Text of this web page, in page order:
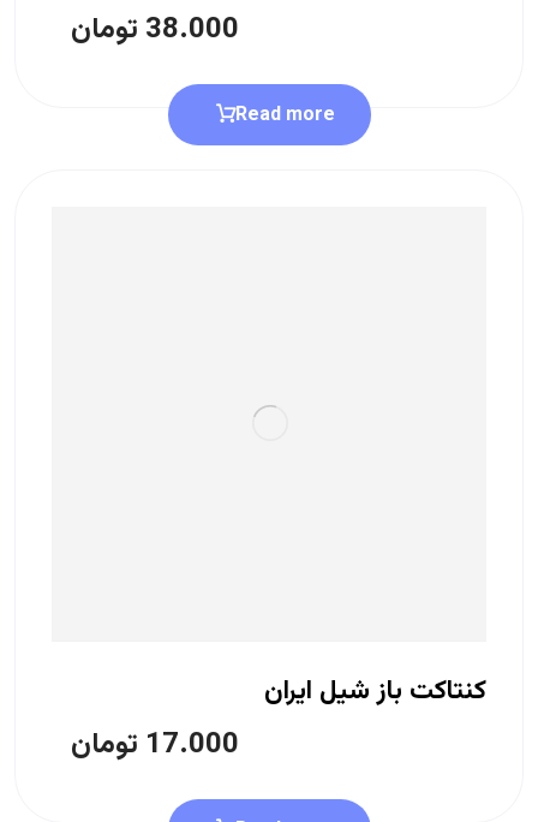
38.000 تومان
Read more
کنتاکت باز شیل ایران
17.000 تومان